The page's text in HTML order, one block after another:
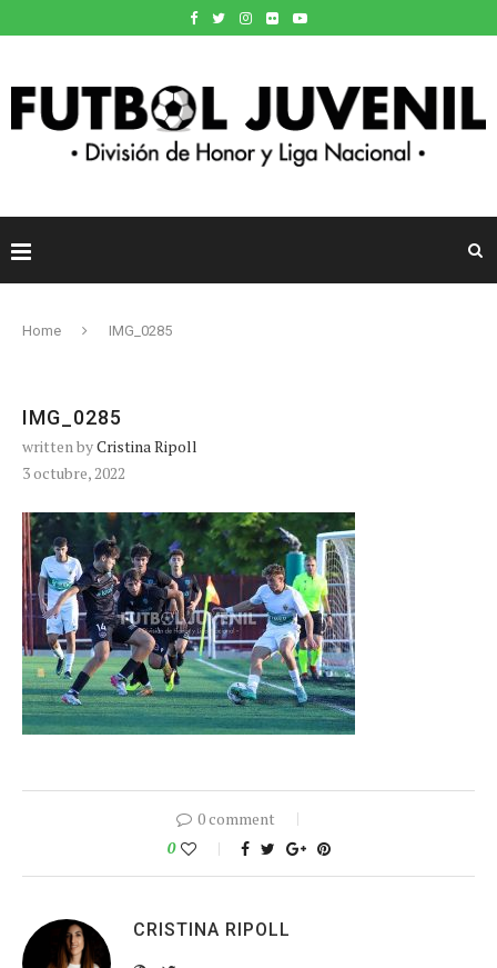
Home IMG_0285
IMG_0285
written byCristina Ripoll
3 octubre, 2022
0 comment
0
CRISTINA RIPOLL